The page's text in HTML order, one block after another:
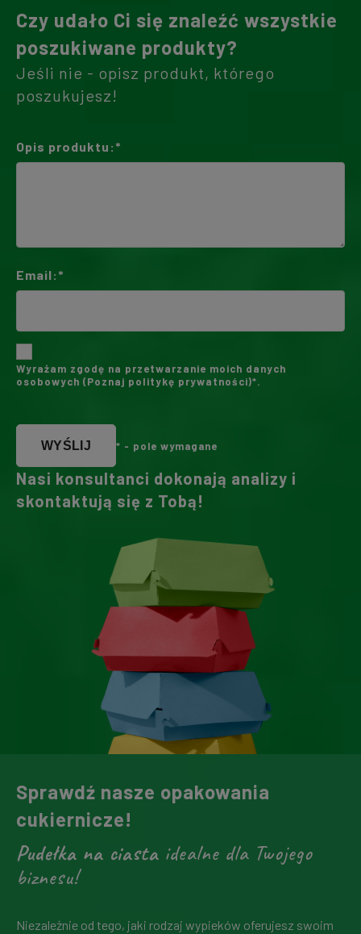
Czy udało Ci się znaleźć wszystkie
poszukiwane produkty?
Jeśli nie - opisz produkt, którego
poszukujesz!
Opis produktu:*
Email:*
Wyrażam zgodę na przetwarzanie moich danych
osobowych (Poznaj politykę prywatności)*.
WYŚLIJ * - pole wymagane
Nasi konsultanci dokonają analizy i
skontaktują się z Tobą!
Sprawdź nasze opakowania
cukiernicze!
Pudełka na ciasta idealne dla Twojego
biznesu!
Niezależnie od tego, jaki rodzaj wypieków oferujesz swoim